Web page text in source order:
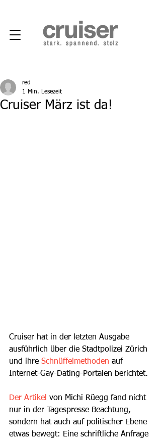
Cruiser März ist da!
red
1 Min. Lesezeit
Cruiser hat in der letzten Ausgabe
ausführlich über die Stadtpolizei Zürich
und ihre Schnüffelmethoden auf
Internet-Gay-Dating-Portalen berichtet.
Der Artikel von Michi Rüegg fand nicht
nur in der Tagespresse Beachtung,
sondern hat auch auf politischer Ebene
etwas bewegt: Eine schriftliche Anfrage